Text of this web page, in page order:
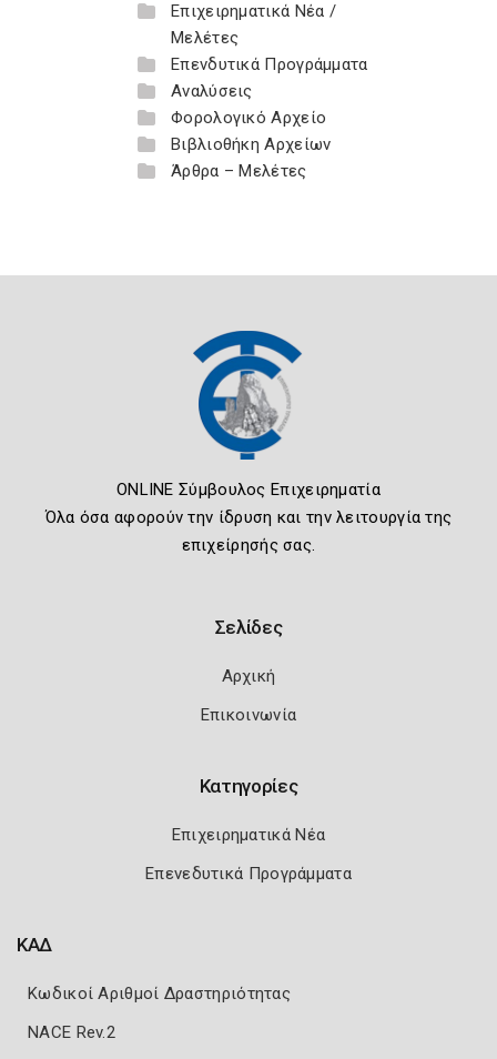
Επιχειρηματικά Νέα /
Μελέτες
Επενδυτικά Προγράμματα
Αναλύσεις
Φορολογικό Αρχείο
Βιβλιοθήκη Αρχείων
Άρθρα – Μελέτες
ONLINE Σύμβουλος Επιχειρηματία
Όλα όσα αφορούν την ίδρυση και την λειτουργία της
επιχείρησής σας.
Σελίδες
Αρχική
Επικοινωνία
Κατηγορίες
Επιχειρηματικά Νέα
Επενεδυτικά Προγράμματα
ΚΑΔ
Κωδικοί Αριθμοί Δραστηριότητας
NACE Rev.2